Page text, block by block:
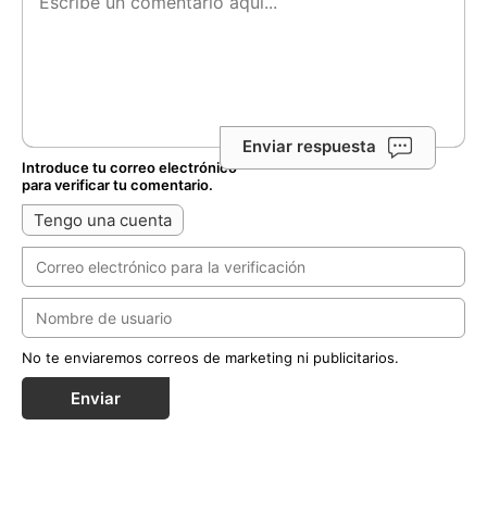
Enviar respuesta
Introduce tu correo electrónico
para verificar tu comentario.
Tengo una cuenta
No te enviaremos correos de marketing ni publicitarios.
Enviar